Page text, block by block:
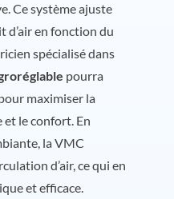
Ce système ajuste
en fonction du
spécialisé dans
pourra
maximiser la
le confort. En
la VMC
d’air, ce qui en
et efficace.